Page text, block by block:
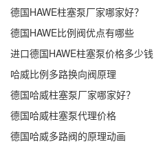
德国HAWE柱塞泵厂家哪家好？
德国HAWE比例阀优点有哪些
进口德国HAWE柱塞泵价格多少钱
哈威比例多路换向阀原理
德国哈威柱塞泵厂家哪家好？
德国哈威柱塞泵代理价格
德国哈威多路阀的原理动画